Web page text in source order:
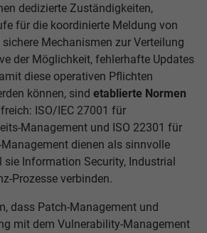
dedizierte Zuständigkeiten,
für die koordinierte Meldung von
Mechanismen zur Verteilung
der Möglichkeit, fehlerhafte Updates
diese operativen Pflichten
können, sind etablierte Normen
ISO/IEC 27001 für
Management und ISO 22301 für
dienen als sinnvolle
sie Information Security, Industrial
Prozesse verbinden.
dass Patch-Management und
mit dem Vulnerability-Management